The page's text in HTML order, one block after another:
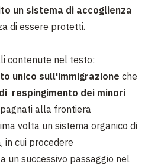
un sistema di accoglienza
di essere protetti.
contenute nel testo:
unico sull'immigrazione che
respingimento dei minori
alla frontiera
volta un sistema organico di
in cui procedere
un successivo passaggio nel